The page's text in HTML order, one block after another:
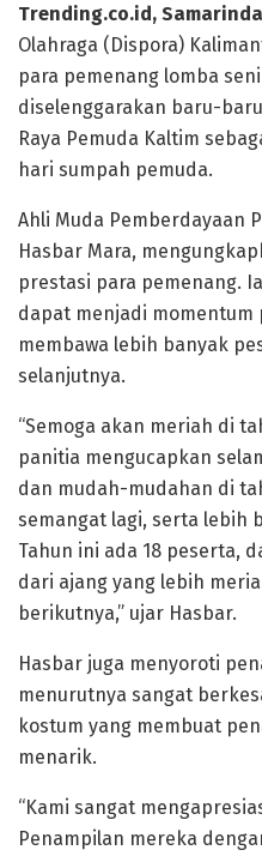
Trending.co.id, Samarinda
Olahraga (Dispora)
para pemenang lomba
diselenggarakan baru-
Raya Pemuda Kaltim
hari sumpah pemuda.
Ahli Muda Pemberdayaan
Hasbar Mara,
prestasi para pemenang.
dapat menjadi momentum
membawa lebih banyak
selanjutnya.
“Semoga akan meriah di
panitia mengucapkan
dan mudah-mudahan di
semangat lagi, serta lebih
Tahun ini ada 18 peserta,
dari ajang yang lebih
berikutnya,” ujar Hasbar.
Hasbar juga menyoroti
menurutnya sangat
kostum yang membuat
menarik.
“Kami sangat
Penampilan mereka